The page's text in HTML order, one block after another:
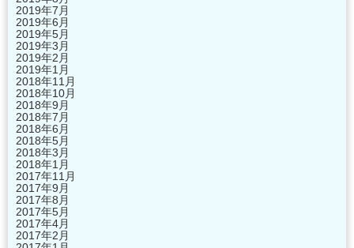
2019年7月
2019年6月
2019年5月
2019年3月
2019年2月
2019年1月
2018年11月
2018年10月
2018年9月
2018年7月
2018年6月
2018年5月
2018年3月
2018年1月
2017年11月
2017年9月
2017年8月
2017年5月
2017年4月
2017年2月